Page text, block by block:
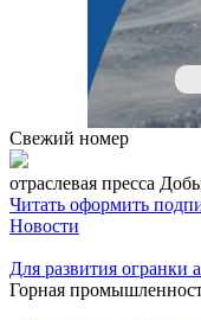
Свежий номер
отраcлевая пресса
Читать оформить
Новости
Для развития огранки
Горная